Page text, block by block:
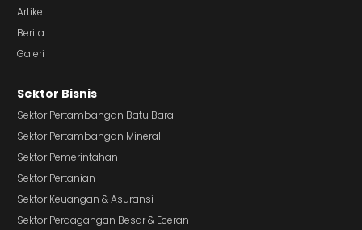
Artikel
Berita
Galeri
Sektor Bisnis
Sektor Pertambangan Batu Bara
Sektor Pertambangan Mineral
Sektor Pemerintahan
Sektor Pertanian
Sektor Keuangan & Asuransi
Sektor Perdagangan Besar & Eceran